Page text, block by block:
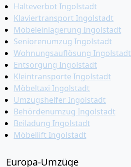
Halteverbot Ingolstadt
Klaviertransport Ingolstadt
Möbeleinlagerung Ingolstadt
Seniorenumzug Ingolstadt
Wohnungsauflösung Ingolstadt
Entsorgung Ingolstadt
Kleintransporte Ingolstadt
Möbeltaxi Ingolstadt
Umzugshelfer Ingolstadt
Behördenumzug Ingolstadt
Beiladung Ingolstadt
Möbellift Ingolstadt
Europa-Umzüge